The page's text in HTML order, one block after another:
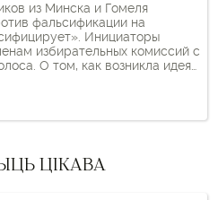
из Минска и Гомеля
фальсификации на
Инициаторы
избирательных комиссий с
О том, как возникла идея
Ткачук: – Эта идея, можно
Мы с гомельчанином Павлом
ЦІКАВА